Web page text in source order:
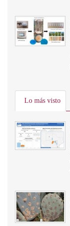
Lo más visto